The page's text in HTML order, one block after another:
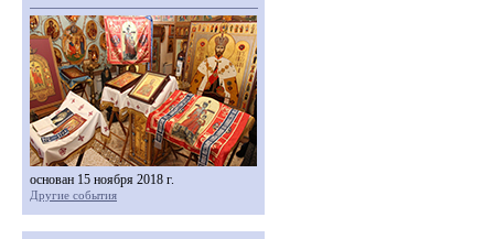
основан 15 ноября 2018 г.
Другие события